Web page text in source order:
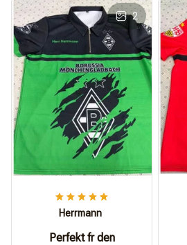
2
Herrmann
Perfekt fr den